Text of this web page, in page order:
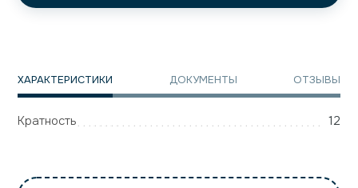
ХАРАКТЕРИСТИКИ ДОКУМЕНТЫ ОТЗЫВЫ
Кратность 12